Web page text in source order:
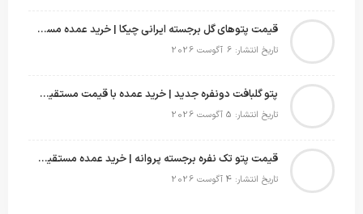
قیمت پتوهای گل برجسته ایرانی چیکا | خرید عمده مستقیم با سود بالا
تاریخ انتشار: 6 آگوست 2026
پتو گلبافت دونفره جدید | خرید عمده با قیمت مستقیم و طرح‌های پرفروش بازار
تاریخ انتشار: 5 آگوست 2026
قیمت پتو تک نفره برجسته پروانه | خرید عمده مستقیم با بهترین قیمت بازار
تاریخ انتشار: 4 آگوست 2026